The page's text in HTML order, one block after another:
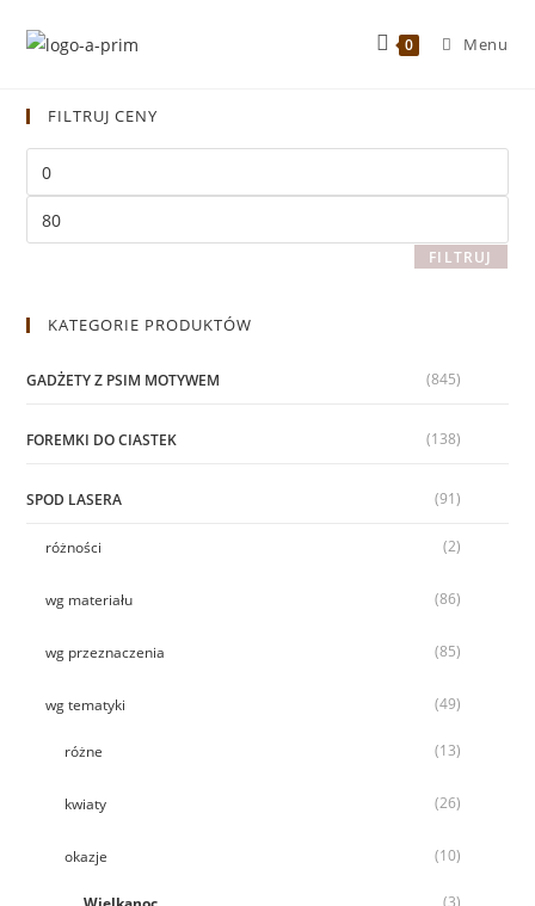
0 Menu
FILTRUJ CENY
FILTRUJ
KATEGORIE PRODUKTÓW
GADŻETY Z PSIM MOTYWEM (845)
FOREMKI DO CIASTEK (138)
SPOD LASERA (91)
różności (2)
wg materiału (86)
wg przeznaczenia (85)
wg tematyki (49)
różne (13)
kwiaty (26)
okazje (10)
(3)